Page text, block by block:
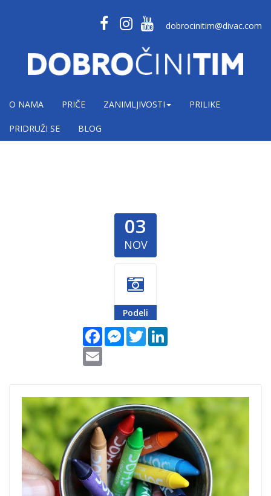
dobrocinitim@divac.com
O NAMA PRIČE ZANIMLJIVOSTI PRILIKE
PRIDRUŽI SE BLOG
03
NOV
Podeli
FacebookMessenger
Twitter
najveci-crtez-na-
svetu.jpg